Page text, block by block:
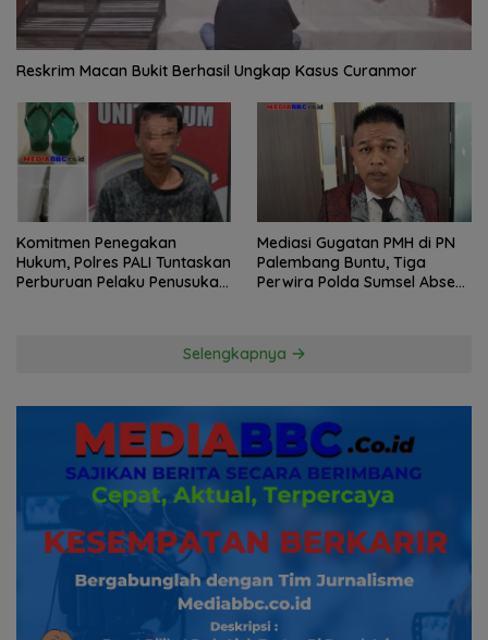
Reskrim Macan Bukit Berhasil Ungkap Kasus Curanmor
Komitmen Penegakan
Hukum, Polres PALI Tuntaskan
Perburuan Pelaku Penusukan
Mediasi Gugatan PMH di PN
Palembang Buntu, Tiga
Perwira Polda Sumsel Absen,
Selengkapnya